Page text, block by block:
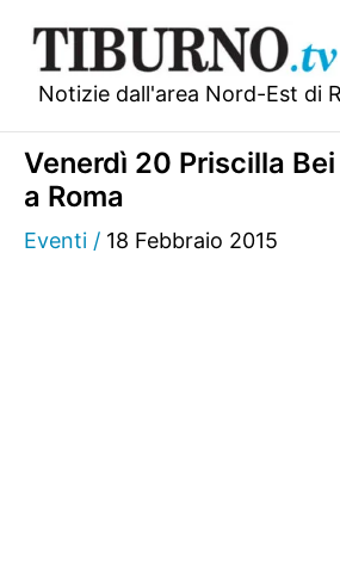
contenuto
Notizie dall'area Nord-Est di
Venerdì 20 Priscilla
a Roma
Eventi / 18 Febbraio 2015